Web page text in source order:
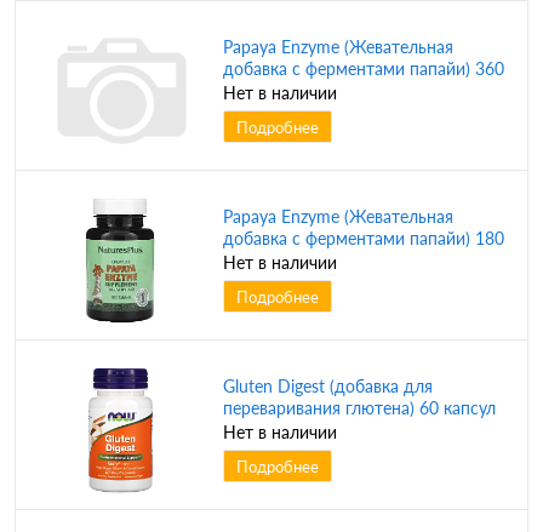
Papaya Enzyme (Жевательная
добавка с ферментами папайи) 360
таблеток (NaturesPlus)
Нет в наличии
Подробнее
Papaya Enzyme (Жевательная
добавка с ферментами папайи) 180
таблеток (NaturesPlus)
Нет в наличии
Подробнее
Gluten Digest (добавка для
переваривания глютена) 60 капсул
(NOW)
Нет в наличии
Подробнее